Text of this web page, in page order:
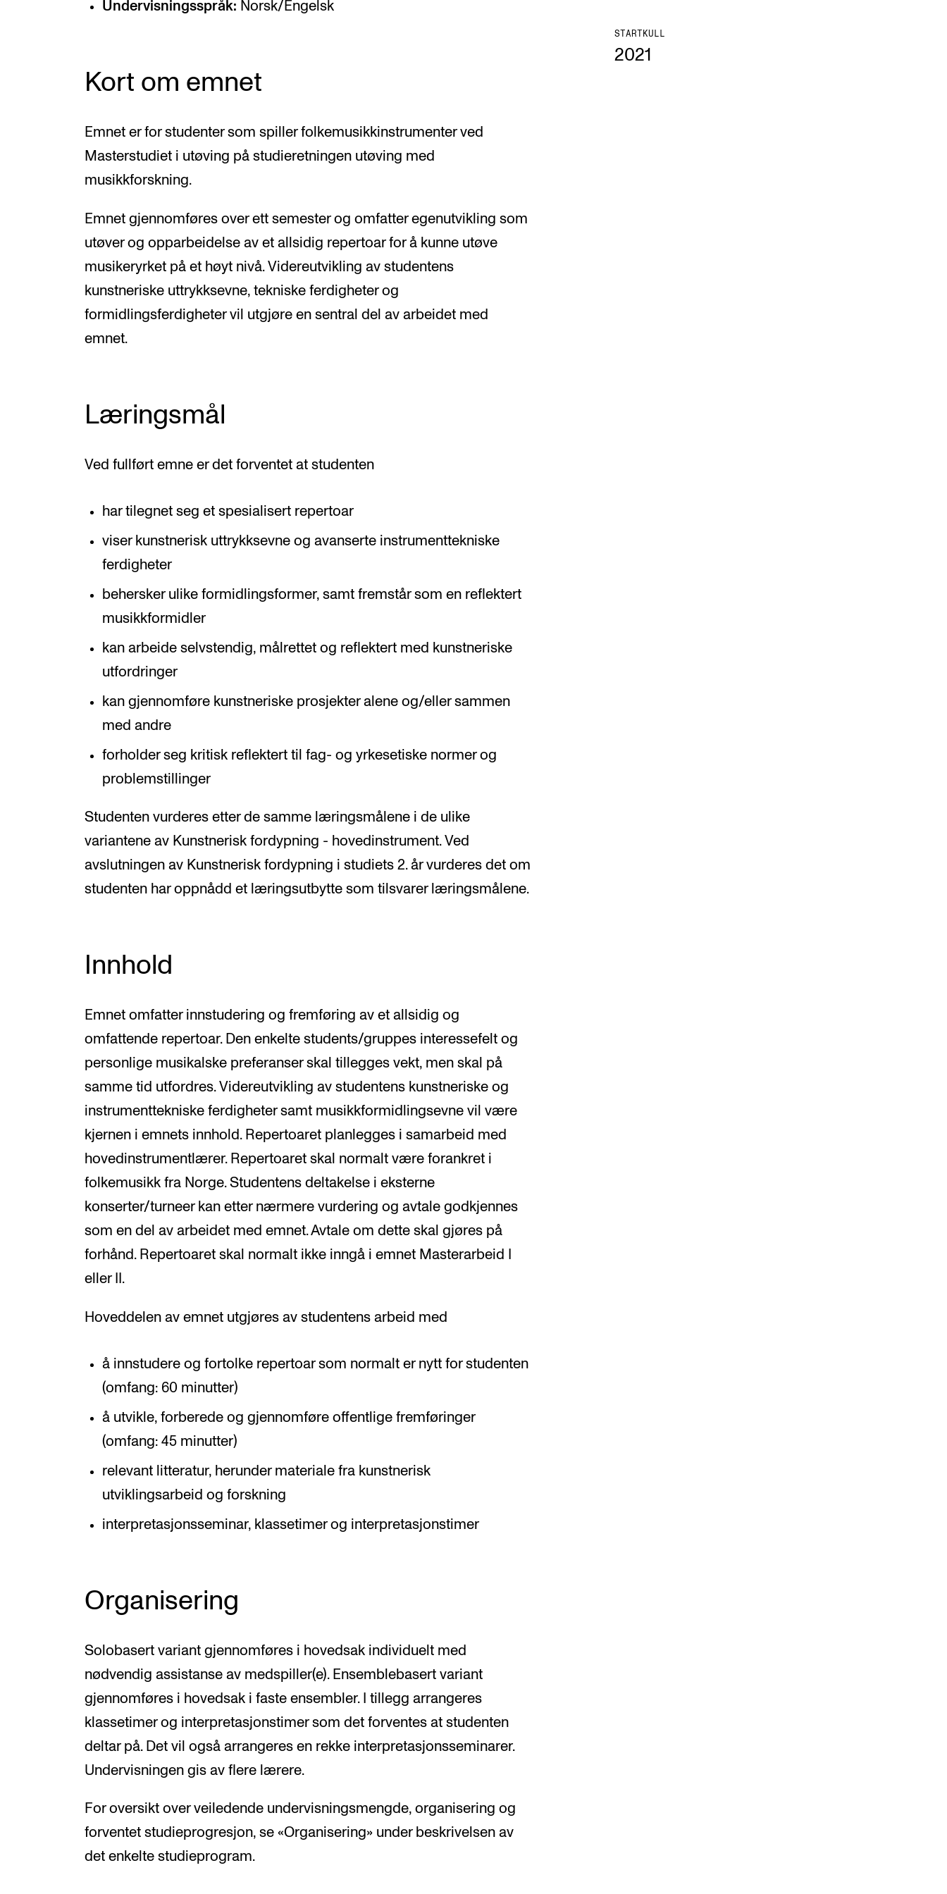
STARTKULL
2021
Undervisningsspråk: Norsk/Engelsk
Kort om emnet
Emnet er for studenter som spiller folkemusikkinstrumenter ved
Masterstudiet i utøving på studieretningen utøving med
musikkforskning.
Emnet gjennomføres over ett semester og omfatter egenutvikling som
utøver og opparbeidelse av et allsidig repertoar for å kunne utøve
musikeryrket på et høyt nivå. Videreutvikling av studentens
kunstneriske uttrykksevne, tekniske ferdigheter og
formidlingsferdigheter vil utgjøre en sentral del av arbeidet med
emnet.
Læringsmål
Ved fullført emne er det forventet at studenten
har tilegnet seg et spesialisert repertoar
viser kunstnerisk uttrykksevne og avanserte instrumenttekniske
ferdigheter
behersker ulike formidlingsformer, samt fremstår som en reflektert
musikkformidler
kan arbeide selvstendig, målrettet og reflektert med kunstneriske
utfordringer
kan gjennomføre kunstneriske prosjekter alene og/eller sammen
med andre
forholder seg kritisk reflektert til fag- og yrkesetiske normer og
problemstillinger
Studenten vurderes etter de samme læringsmålene i de ulike
variantene av Kunstnerisk fordypning - hovedinstrument. Ved
avslutningen av Kunstnerisk fordypning i studiets 2. år vurderes det om
studenten har oppnådd et læringsutbytte som tilsvarer læringsmålene.
Innhold
Emnet omfatter innstudering og fremføring av et allsidig og
omfattende repertoar. Den enkelte students/gruppes interessefelt og
personlige musikalske preferanser skal tillegges vekt, men skal på
samme tid utfordres. Videreutvikling av studentens kunstneriske og
instrumenttekniske ferdigheter samt musikkformidlingsevne vil være
kjernen i emnets innhold. Repertoaret planlegges i samarbeid med
hovedinstrumentlærer. Repertoaret skal normalt være forankret i
folkemusikk fra Norge. Studentens deltakelse i eksterne
konserter/turneer kan etter nærmere vurdering og avtale godkjennes
som en del av arbeidet med emnet. Avtale om dette skal gjøres på
forhånd. Repertoaret skal normalt ikke inngå i emnet Masterarbeid I
eller II.
Hoveddelen av emnet utgjøres av studentens arbeid med
å innstudere og fortolke repertoar som normalt er nytt for studenten
(omfang: 60 minutter)
å utvikle, forberede og gjennomføre offentlige fremføringer
(omfang: 45 minutter)
relevant litteratur, herunder materiale fra kunstnerisk
utviklingsarbeid og forskning
interpretasjonsseminar, klassetimer og interpretasjonstimer
Organisering
Solobasert variant gjennomføres i hovedsak individuelt med
nødvendig assistanse av medspiller(e). Ensemblebasert variant
gjennomføres i hovedsak i faste ensembler. I tillegg arrangeres
klassetimer og interpretasjonstimer som det forventes at studenten
deltar på. Det vil også arrangeres en rekke interpretasjonsseminarer.
Undervisningen gis av flere lærere.
For oversikt over veiledende undervisningsmengde, organisering og
forventet studieprogresjon, se «Organisering» under beskrivelsen av
det enkelte studieprogram.